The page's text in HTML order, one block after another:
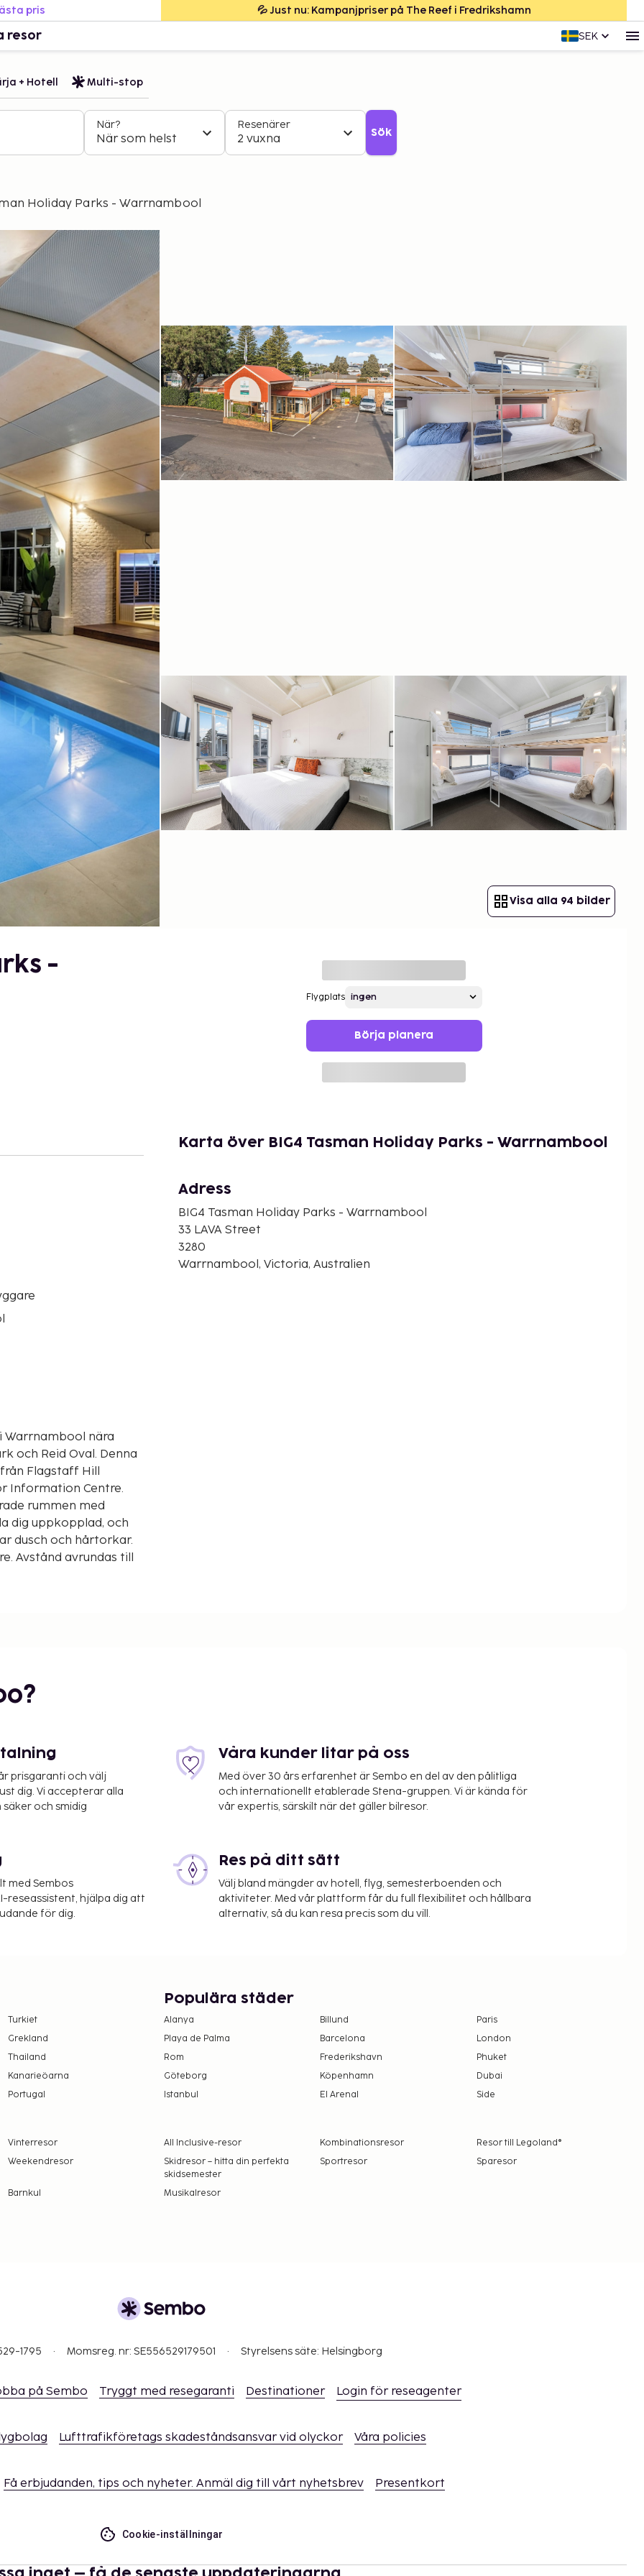
pris 💦 Just nu: Kampanjpriser på The Reef i Fredrikshamn
resor SEK
+ Hotell Multi-stop
När?
När som helst
Resenärer
2 vuxna Sök
Holiday Parks - Warrnambool
Visa alla 94 bilder
-
Flygplats
Börja planera
Warrnambool nära
Reid Oval. Denna
Flagstaff Hill
Information Centre.
rummen med
dig uppkopplad, och
dusch och hårtorkar.
Avstånd avrundas till
tvättmöjligheter och
erbjuds bland annat
har även gratis wi-fi,
Tasman Holiday
är tillgängliga.
Karta över BIG4 Tasman Holiday Parks - Warrnambool
Adress
BIG4 Tasman Holiday Parks - Warrnambool
33 LAVA Street
3280
Warrnambool, Victoria, Australien
prisgaranti och välj
dig. Vi accepterar alla
och smidig
Våra kunder litar på oss
Med över 30 års erfarenhet är Sembo en del av den pålitliga
och internationellt etablerade Stena-gruppen. Vi är kända för
vår expertis, särskilt när det gäller bilresor.
med Sembos
reseassistent, hjälpa dig att
för dig.
Res på ditt sätt
Välj bland mängder av hotell, flyg, semesterboenden och
aktiviteter. Med vår plattform får du full flexibilitet och hållbara
alternativ, så du kan resa precis som du vill.
Turkiet
Grekland
Thailand
Kanarieöarna
Portugal
Populära städer
Alanya Billund
Paris
Playa de Palma
Barcelona
London
Rom
Frederikshavn
Phuket
Göteborg
Köpenhamn
Dubai
Istanbul
El Arenal Side
Vinterresor All Inclusive-resor Kombinationsresor
Resor till Legoland®
Weekendresor
Skidresor – hitta din perfekta
skidsemester
Sportresor Sparesor
Barnkul Musikalresor
1795 Momsreg. nr: SE556529179501 Styrelsens säte: Helsingborg
på Sembo Tryggt med resegaranti Destinationer Login för reseagenter
Lufttrafikföretags skadeståndsansvar vid olyckor Våra policies
Få erbjudanden, tips och nyheter. Anmäl dig till vårt nyhetsbrev Presentkort
Cookie-inställningar